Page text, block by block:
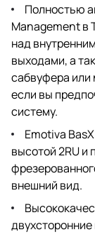
Полностью
Management в
над
выходами, а
сабвуфера или
если вы
систему.
Emotiva
высотой 2RU
внешний вид.